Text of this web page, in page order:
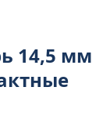
14,5 мм